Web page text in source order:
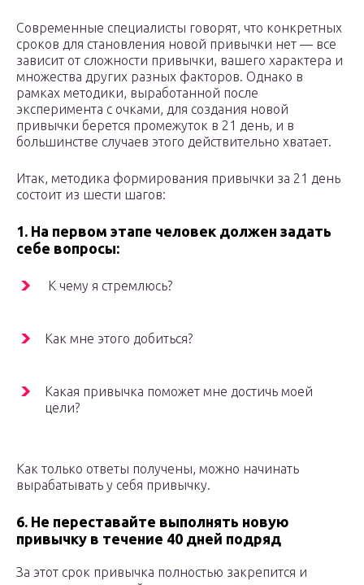
Современные специалисты говорят, что конкретных
сроков для становления новой привычки нет — все
зависит от сложности привычки, вашего характера и
множества других разных факторов. Однако в
рамках методики, выработанной после
эксперимента с очками, для создания новой
привычки берется промежуток в 21 день, и в
большинстве случаев этого действительно хватает.
Итак, методика формирования привычки за 21 день
состоит из шести шагов:
1. На первом этапе человек должен задать
себе вопросы:
К чему я стремлюсь?
Как мне этого добиться?
Какая привычка поможет мне достичь моей
цели?
Как только ответы получены, можно начинать
вырабатывать у себя привычку.
6. Не переставайте выполнять новую
привычку в течение 40 дней подряд
За этот срок привычка полностью закрепится и